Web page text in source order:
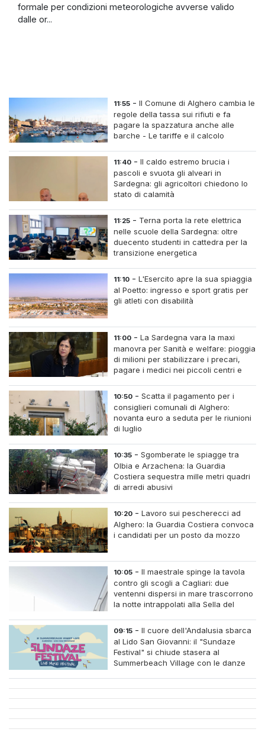
formale per condizioni meteorologiche avverse valido
dalle or...
11:55 -Il Comune di Alghero cambia le
regole della tassa sui rifiuti e fa
pagare la spazzatura anche alle
barche - Le tariffe e il calcolo
11:40 -Il caldo estremo brucia i
pascoli e svuota gli alveari in
Sardegna: gli agricoltori chiedono lo
stato di calamità
11:25 - Terna porta la rete elettrica
nelle scuole della Sardegna: oltre
duecento studenti in cattedra per la
transizione energetica
11:10 -L'Esercito apre la sua spiaggia
al Poetto: ingresso e sport gratis per
gli atleti con disabilità
11:00 -La Sardegna vara la maxi
manovra per Sanità e welfare: pioggia
di milioni per stabilizzare i precari,
pagare i medici nei piccoli centri e
10:50 -Scatta il pagamento per i
consiglieri comunali di Alghero:
novanta euro a seduta per le riunioni
di luglio
10:35 -Sgomberate le spiagge tra
Olbia e Arzachena: la Guardia
Costiera sequestra mille metri quadri
di arredi abusivi
10:20 -Lavoro sui pescherecci ad
Alghero: la Guardia Costiera convoca
i candidati per un posto da mozzo
10:05 -Il maestrale spinge la tavola
contro gli scogli a Cagliari: due
ventenni dispersi in mare trascorrono
la notte intrappolati alla Sella del
09:15 -Il cuore dell'Andalusia sbarca
al Lido San Giovanni: il "Sundaze
Festival" si chiude stasera al
Summerbeach Village con le danze